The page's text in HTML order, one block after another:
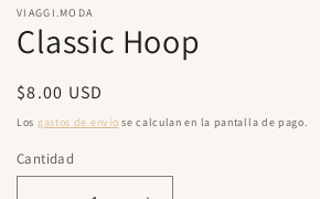
multimedia
en
una
modal
VIAGGI.MODA
Classic Hoop
Precio
habitual
$8.00 USD
Los gastos de envío se calculan en la pantalla de pago.
Cantidad